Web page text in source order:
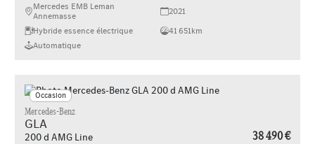
Mercedes EMB Leman
Annemasse
2021
Hybride essence électrique
41 651km
Automatique
Occasion
Mercedes-Benz
GLA
200 d AMG Line 38 490 €